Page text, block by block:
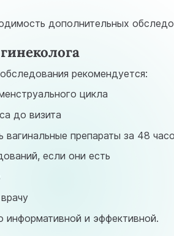
дополнительных
рекомендуется:
цикла
до визита
вагинальные препараты за 48
если они есть
и эффективной.